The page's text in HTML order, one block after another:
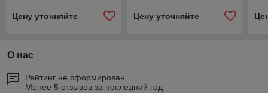
Цену уточняйте Цену уточняйте
О нас
Рейтинг не сформирован
Менее 5 отзывов за последний год